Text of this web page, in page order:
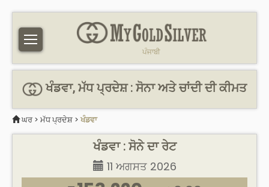
ਪੰਜਾਬੀ
ਖੰਡਵਾ, ਮੱਧ ਪ੍ਰਦੇਸ਼ : ਸੋਨਾ ਅਤੇ ਚਾਂਦੀ ਦੀ ਕੀਮਤ
ਘਰ > ਮੱਧ ਪ੍ਰਦੇਸ਼ > ਖੰਡਵਾ
ਖੰਡਵਾ : ਸੋਨੇ ਦਾ ਰੇਟ
11 ਅਗਸਤ 2026